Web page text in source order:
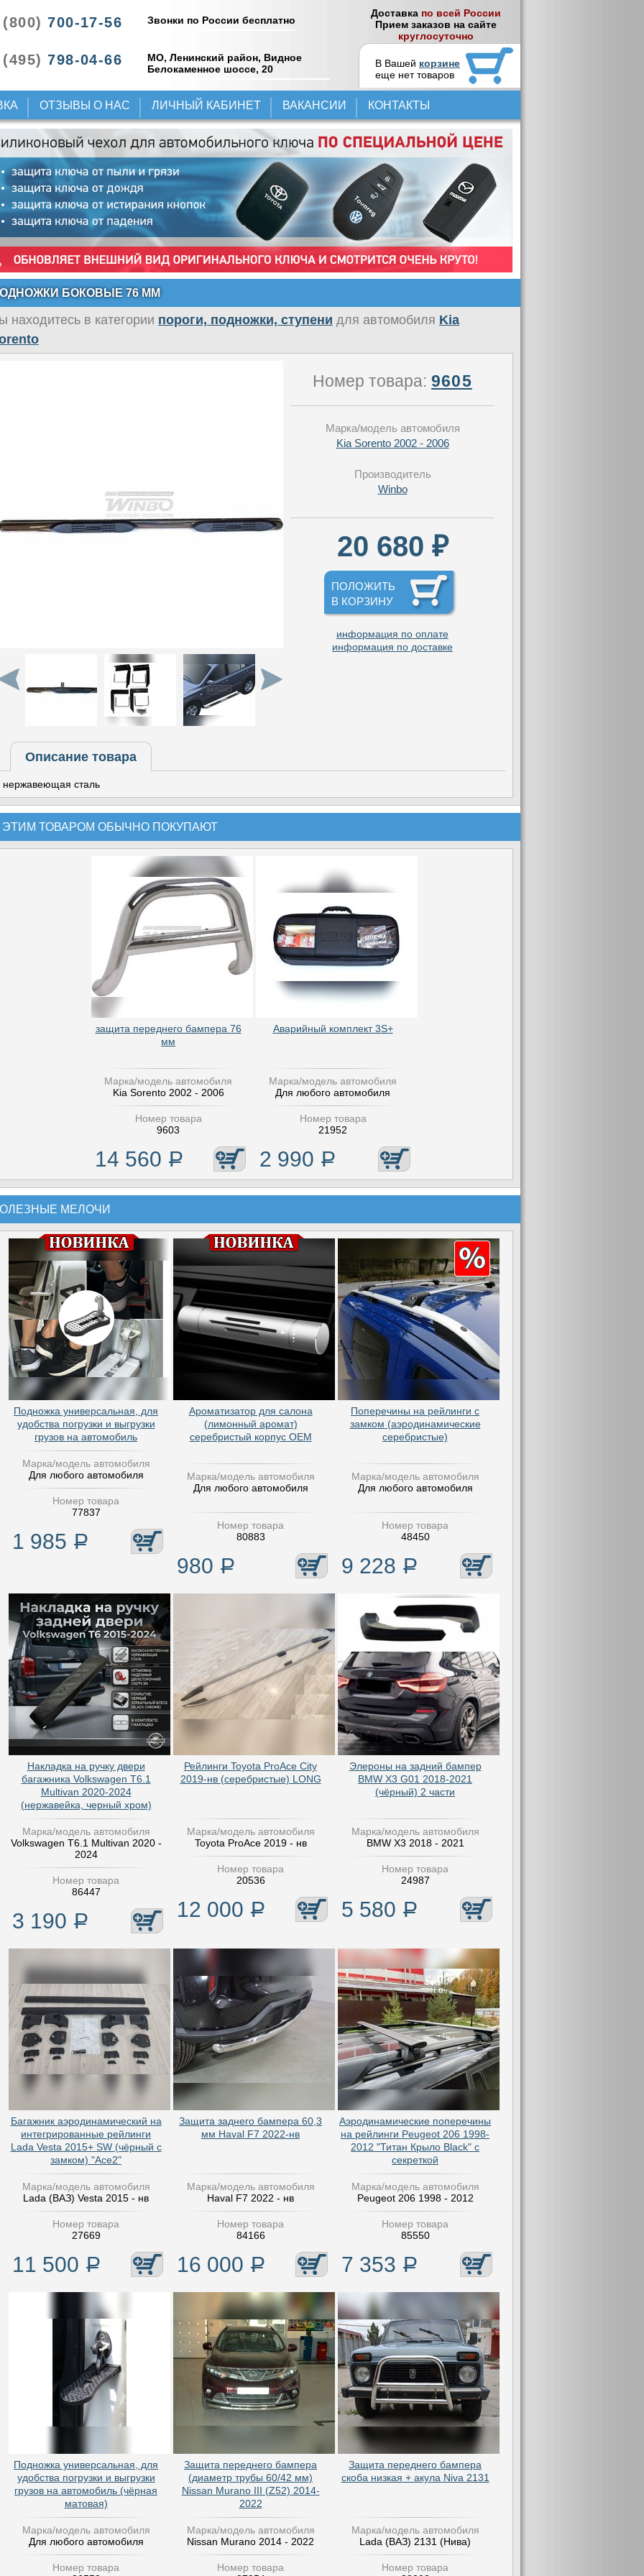
700-17-56
798-04-66
Звонки по России бесплатно
МО, Ленинский район, Видное
Белокаменное шоссе, 20
Доставка по всей России
Прием заказов на сайте
круглосуточно
В Вашей корзине
еще нет товаров
ОТЗЫВЫ О НАС ЛИЧНЫЙ КАБИНЕТ ВАКАНСИИ КОНТАКТЫ
БОКОВЫЕ 76 ММ
находитесь в категории пороги, подножки, ступени для автомобиля Kia
Номер товара:9605
Марка/модель автомобиля
Kia Sorento 2002 - 2006
Производитель
Winbo
20 680 ₽
ПОЛОЖИТЬ
В КОРЗИНУ
информация по оплате
информация по доставке
Описание товара
нержавеющая сталь
ЭТИМ ТОВАРОМ ОБЫЧНО ПОКУПАЮТ
защита переднего бампера 76
мм
Марка/модель автомобиля
Kia Sorento 2002 - 2006
Номер товара
9603
14 560 Р
Аварийный комплект 3S+
Марка/модель автомобиля
Для любого автомобиля
Номер товара
21952
2 990 Р
МЕЛОЧИ
Подножка универсальная, для
удобства погрузки и выгрузки
грузов на автомобиль
Марка/модель автомобиля
Для любого автомобиля
Номер товара
77837
1 985 Р
Ароматизатор для салона
(лимонный аромат)
серебристый корпус OEM
Марка/модель автомобиля
Для любого автомобиля
Номер товара
80883
980 Р
Поперечины на рейлинги с
замком (аэродинамические
серебристые)
Марка/модель автомобиля
Для любого автомобиля
Номер товара
48450
9 228 Р
Накладка на ручку двери
багажника Volkswagen T6.1
Multivan 2020-2024
(нержавейка, черный хром)
Марка/модель автомобиля
Volkswagen T6.1 Multivan 2020 -
2024
Номер товара
86447
3 190 Р
Рейлинги Toyota ProAce City
2019-нв (серебристые) LONG
Марка/модель автомобиля
Toyota ProAce 2019 - нв
Номер товара
20536
12 000 Р
Элероны на задний бампер
BMW X3 G01 2018-2021
(чёрный) 2 части
Марка/модель автомобиля
BMW X3 2018 - 2021
Номер товара
24987
5 580 Р
Багажник аэродинамический на
интегрированные рейлинги
Lada Vesta 2015+ SW (чёрный с
замком) "Ace2"
Марка/модель автомобиля
Lada (ВАЗ) Vesta 2015 - нв
Номер товара
27669
11 500 Р
Защита заднего бампера 60,3
мм Haval F7 2022-нв
Марка/модель автомобиля
Haval F7 2022 - нв
Номер товара
84166
16 000 Р
Аэродинамические поперечины
на рейлинги Peugeot 206 1998-
2012 "Титан Крыло Black" с
секреткой
Марка/модель автомобиля
Peugeot 206 1998 - 2012
Номер товара
85550
7 353 Р
Подножка универсальная, для
удобства погрузки и выгрузки
грузов на автомобиль (чёрная
матовая)
Марка/модель автомобиля
Для любого автомобиля
Номер товара
Защита переднего бампера
(диаметр трубы 60/42 мм)
Nissan Murano III (Z52) 2014-
2022
Марка/модель автомобиля
Nissan Murano 2014 - 2022
Номер товара
Защита переднего бампера
скоба низкая + акула Niva 2131
Марка/модель автомобиля
Lada (ВАЗ) 2131 (Нива)
Номер товара